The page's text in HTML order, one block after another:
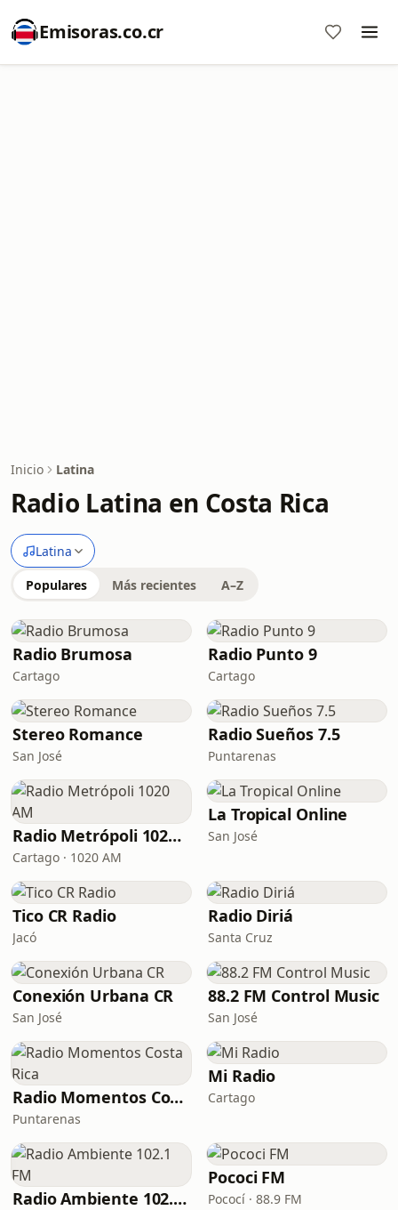
Emisoras.co.cr
Inicio Latina
Radio Latina en Costa Rica
Latina
Populares Más recientes A–Z
Radio Brumosa
Cartago
Radio Punto 9
Cartago
Stereo Romance
San José
Radio Sueños 7.5
Puntarenas
Radio Metrópoli 1020 AM
Cartago · 1020 AM
La Tropical Online
San José
Tico CR Radio
Jacó
Radio Diriá
Santa Cruz
Conexión Urbana CR
San José
88.2 FM Control Music
San José
Radio Momentos Costa Rica
Puntarenas
Mi Radio
Cartago
Radio Ambiente 102.1 FM
Pococi FM
Pococí · 88.9 FM